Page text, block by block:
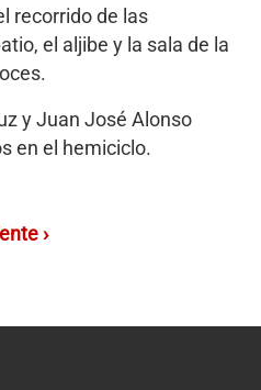
recorrido de las
el aljibe y la sala de la
y Juan José Alonso
en el hemiciclo.
›